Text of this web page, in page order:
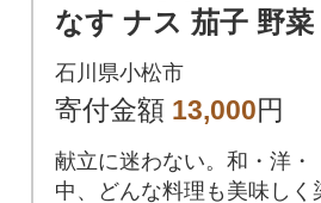
なす ナス 茄子 野菜
石川県小松市
寄付金額 13,000円
献立に迷わない。和・洋・
中、どんな料理も美味しく